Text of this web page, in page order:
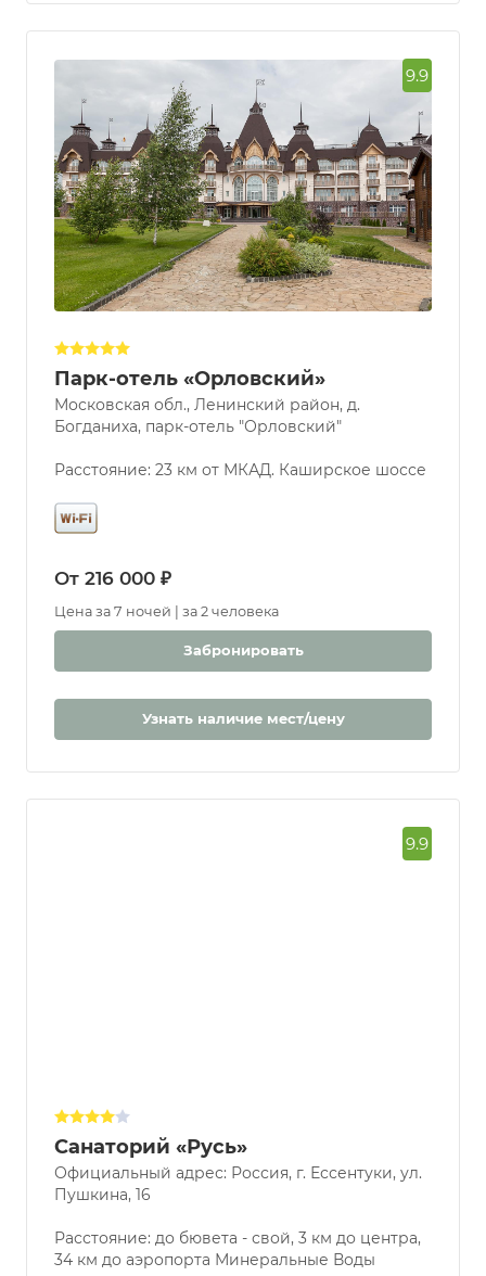
9.9
Парк-отель «Орловский»
Московская обл., Ленинский район, д.
Богданиха, парк-отель "Орловский"
Расстояние: 23 км от МКАД. Каширское шоссе
От 216 000 ₽
Цена за 7 ночей | за 2 человека
Забронировать
Узнать наличие мест/цену
9.9
Санаторий «Русь»
Официальный адрес: Россия, г. Ессентуки, ул.
Пушкина, 16
Расстояние: до бювета - свой, 3 км до центра,
34 км до аэропорта Минеральные Воды